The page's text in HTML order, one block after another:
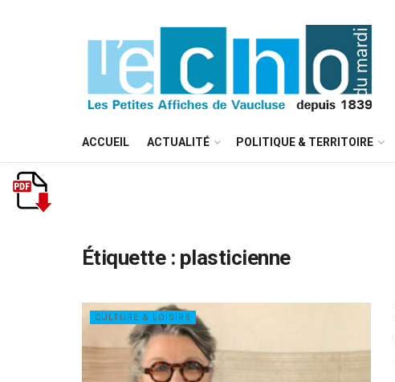
ACCUEIL ACTUALITÉ POLITIQUE & TERRITOIRE
Étiquette : plasticienne
CULTURE & LOISIRS